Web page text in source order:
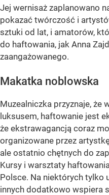
Jej wernisaż zaplanowano
pokazać twórczość i
sztuki od lat, i amatorów,
do haftowania, jak Anna
zaangażowanego.
Makatka noblowska
Muzealniczka przyznaje, że
luksusem, haftowanie jest
że ekstrawagancją coraz
organizowane przez
ale ostatnio chętnych do
Kursy i warsztaty
Polsce. Na niektórych tylko
innych dodatkowo wspiera